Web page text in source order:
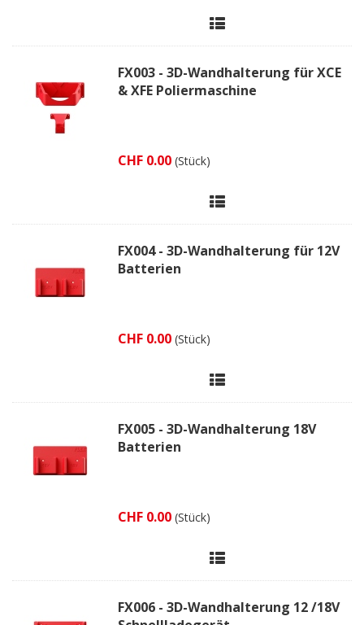
FX003 - 3D-Wandhalterung für XCE
& XFE Poliermaschine
CHF 0.00 (Stück)
FX004 - 3D-Wandhalterung für 12V
Batterien
CHF 0.00 (Stück)
FX005 - 3D-Wandhalterung 18V
Batterien
CHF 0.00 (Stück)
FX006 - 3D-Wandhalterung 12 /18V